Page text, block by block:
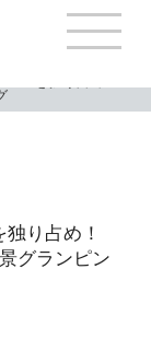
り占め！
グランピン